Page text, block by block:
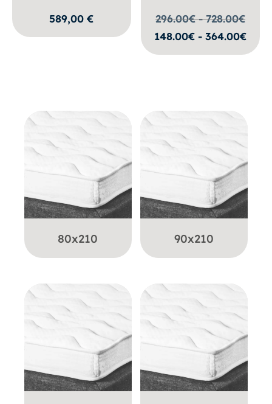
589,00€ 296.00€ - 728.00€
148.00€ - 364.00€
80x210 90x210